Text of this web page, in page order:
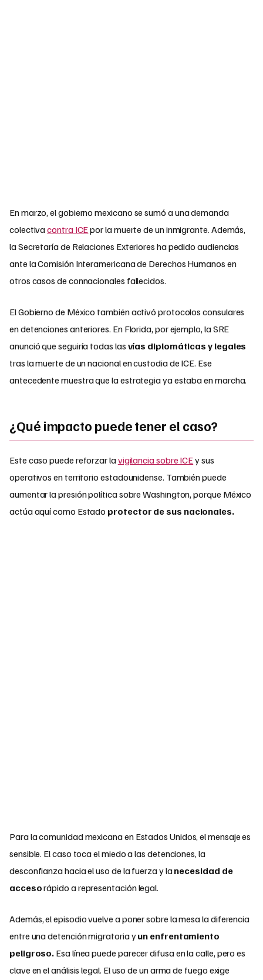
En marzo, el gobierno mexicano se sumó a una demanda
colectivacontra ICEpor la muerte de un inmigrante. Además,
la Secretaría de Relaciones Exteriores ha pedido audiencias
ante la Comisión Interamericana de Derechos Humanos en
otros casos de connacionales fallecidos.
El Gobierno de México también activó protocolos consulares
en detenciones anteriores. En Florida, por ejemplo, la SRE
anunció que seguiría todas las vías diplomáticas y legales
tras la muerte de un nacional en custodia de ICE. Ese
antecedente muestra que la estrategia ya estaba en marcha.
¿Qué impacto puede tener el caso?
Este caso puede reforzar lavigilancia sobre ICEy sus
operativos en territorio estadounidense. También puede
aumentar la presión política sobre Washington, porque México
actúa aquí como Estado protector de sus nacionales.
Para la comunidad mexicana en Estados Unidos, el mensaje es
sensible. El caso toca el miedo a las detenciones, la
desconfianza hacia el uso de la fuerza y lanecesidad de
accesorápido a representación legal.
Además, el episodio vuelve a poner sobre la mesa la diferencia
entre una detención migratoria yun enfrentamiento
peligroso. Esa línea puede parecer difusa en la calle, pero es
clave en el análisis legal. El uso de un arma de fuego exige